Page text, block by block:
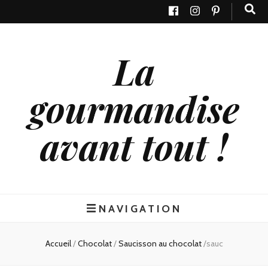
La
gourmandise
avant tout !
NAVIGATION
Accueil/Chocolat/Saucisson au chocolat/sauc